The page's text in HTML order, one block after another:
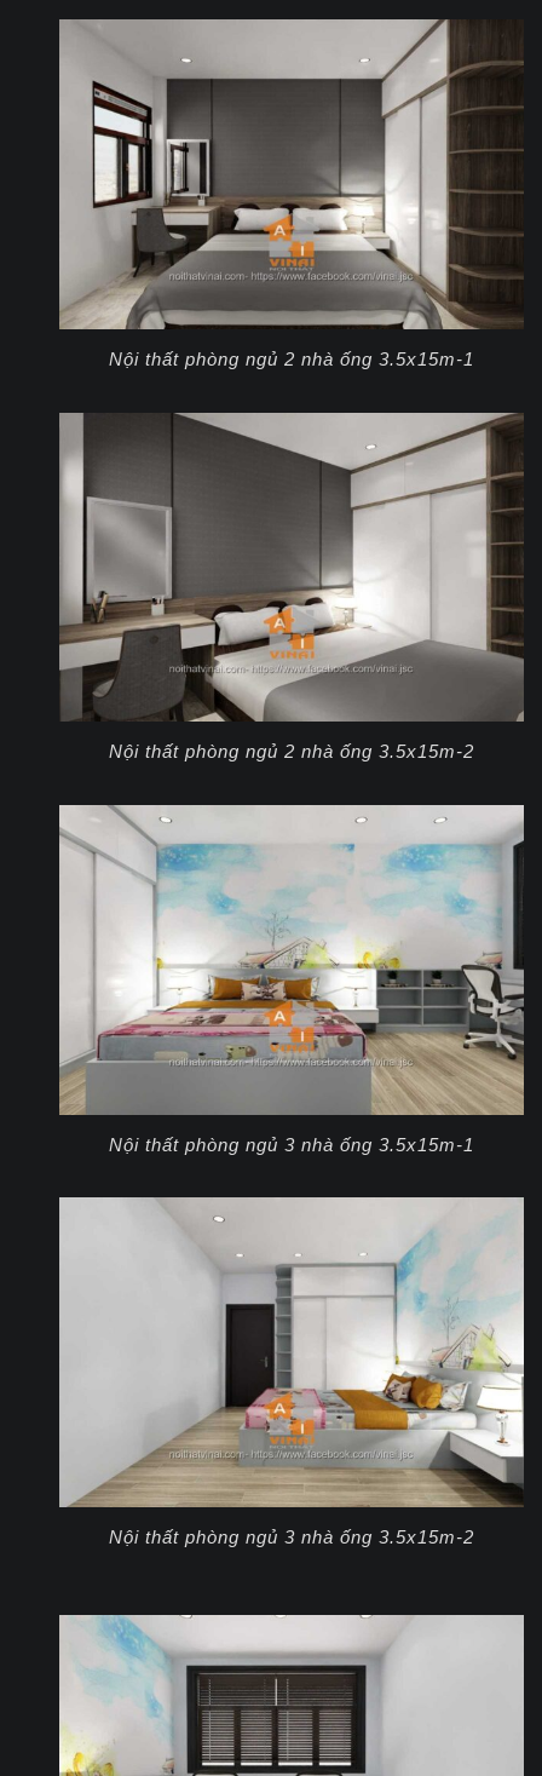
Nội thất phòng ngủ 2 nhà ống 3.5x15m-1
Nội thất phòng ngủ 2 nhà ống 3.5x15m-2
Nội thất phòng ngủ 3 nhà ống 3.5x15m-1
Nội thất phòng ngủ 3 nhà ống 3.5x15m-2